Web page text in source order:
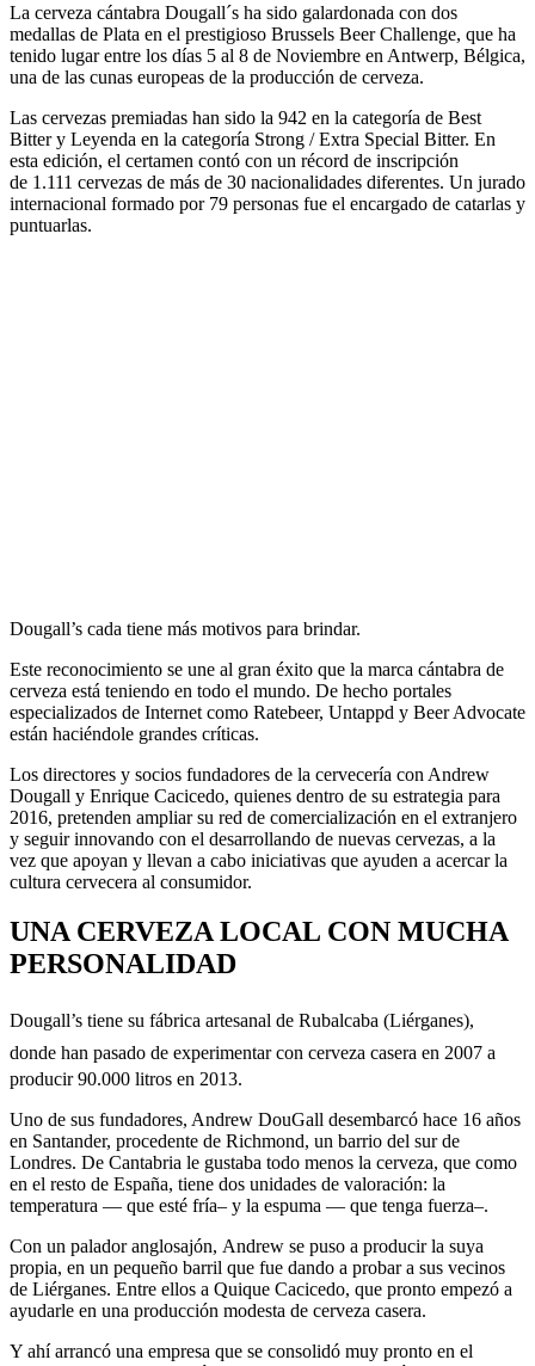
La cerveza cántabra Dougall´s ha sido galardonada con dos
medallas de Plata en el prestigioso Brussels Beer Challenge, que ha
tenido lugar entre los días 5 al 8 de Noviembre en Antwerp, Bélgica,
una de las cunas europeas de la producción de cerveza.
Las cervezas premiadas han sido la 942 en la categoría de Best
Bitter y Leyenda en la categoría Strong / Extra Special Bitter. En
esta edición, el certamen contó con un récord de inscripción
de 1.111 cervezas de más de 30 nacionalidades diferentes. Un jurado
internacional formado por 79 personas fue el encargado de catarlas y
puntuarlas.
Dougall’s cada tiene más motivos para brindar.
Este reconocimiento se une al gran éxito que la marca cántabra de
cerveza está teniendo en todo el mundo. De hecho portales
especializados de Internet como Ratebeer, Untappd y Beer Advocate
están haciéndole grandes críticas.
Los directores y socios fundadores de la cervecería con Andrew
Dougall y Enrique Cacicedo, quienes dentro de su estrategia para
2016, pretenden ampliar su red de comercialización en el extranjero
y seguir innovando con el desarrollando de nuevas cervezas, a la
vez que apoyan y llevan a cabo iniciativas que ayuden a acercar la
cultura cervecera al consumidor.
UNA CERVEZA LOCAL CON MUCHA
PERSONALIDAD
Dougall’s tiene su fábrica artesanal de Rubalcaba (Liérganes),
donde han pasado de experimentar con cerveza casera en 2007 a
producir 90.000 litros en 2013.
Uno de sus fundadores, Andrew DouGall desembarcó hace 16 años
en Santander, procedente de Richmond, un barrio del sur de
Londres. De Cantabria le gustaba todo menos la cerveza, que como
en el resto de España, tiene dos unidades de valoración: la
temperatura — que esté fría– y la espuma — que tenga fuerza–.
Con un palador anglosajón, Andrew se puso a producir la suya
propia, en un pequeño barril que fue dando a probar a sus vecinos
de Liérganes. Entre ellos a Quique Cacicedo, que pronto empezó a
ayudarle en una producción modesta de cerveza casera.
Y ahí arrancó una empresa que se consolidó muy pronto en el